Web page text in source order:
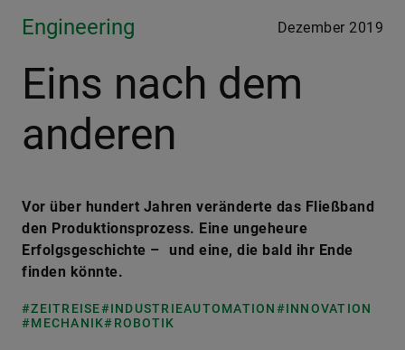
Engineering Dezember 2019
Eins nach dem
anderen
Vor über hundert Jahren veränderte das Fließband
den Produktionsprozess. Eine ungeheure
Erfolgsgeschichte – und eine, die bald ihr Ende
finden könnte.
#ZEITREISE#INDUSTRIEAUTOMATION#INNOVATION
#MECHANIK#ROBOTIK